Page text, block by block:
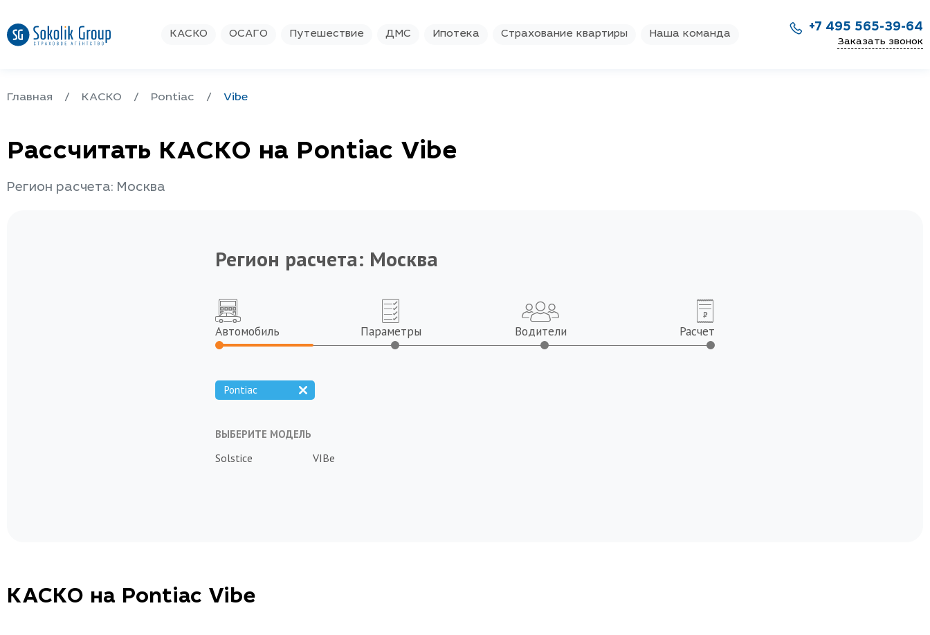
КАСКО ОСАГО Путешествие ДМС Ипотека Страхование квартиры Наша команда
+7 495 565-39-64
Заказать звонок
Главная КАСКО Pontiac Vibe
Рассчитать КАСКО на Pontiac Vibe
Регион расчета: Москва
Регион расчета: Москва
Автомобиль Параметры Водители Расчет
Pontiac
ВЫБЕРИТЕ МОДЕЛЬ
Solstice VIBe
КАСКО на Pontiac Vibe